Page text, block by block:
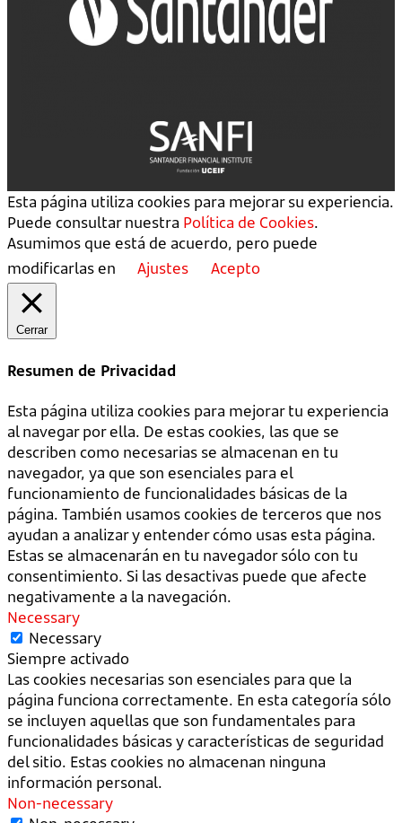
Esta página utiliza cookies para mejorar su experiencia.
Puede consultar nuestra Política de Cookies.
Asumimos que está de acuerdo, pero puede
modificarlas en
Ajustes Acepto
Cerrar
Resumen de Privacidad
Esta página utiliza cookies para mejorar tu experiencia
al navegar por ella. De estas cookies, las que se
describen como necesarias se almacenan en tu
navegador, ya que son esenciales para el
funcionamiento de funcionalidades básicas de la
página. También usamos cookies de terceros que nos
ayudan a analizar y entender cómo usas esta página.
Estas se almacenarán en tu navegador sólo con tu
consentimiento. Si las desactivas puede que afecte
negativamente a la navegación.
Necessary
Necessary
Siempre activado
Las cookies necesarias son esenciales para que la
página funciona correctamente. En esta categoría sólo
se incluyen aquellas que son fundamentales para
funcionalidades básicas y características de seguridad
del sitio. Estas cookies no almacenan ninguna
información personal.
Non-necessary